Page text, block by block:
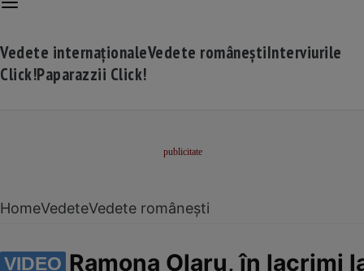
Vedete internaționaleVedete româneștiInterviurile
Click!Paparazzii Click!
HomeVedeteVedete românești
VIDEO Ramona Olaru, în lacrimi